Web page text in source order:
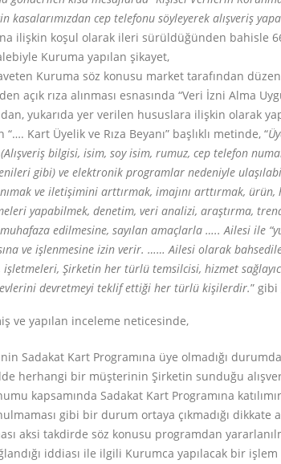
kasalarımızdan cep telefonu söyleyerek alışveriş
ilişkin koşul olarak ileri sürüldüğünden bahisle
Kuruma yapılan şikayet,
Kuruma söz konusu market tarafından
açık rıza alınması esnasında “Veri İzni Alma
yukarıda yer verilen hususlara ilişkin olarak
“…. Kart Üyelik ve Rıza Beyanı” başlıklı metinde, “
bilgisi, isim, soy isim, rumuz, cep telefon
gibi) ve elektronik programlar nedeniyle
ve iletişimini arttırmak, imajını arttırmak,
yapabilmek, denetim, veri analizi, araştırma,
edilmesine, sayılan amaçlarla ….. Ailesi ile
ve işlenmesine izin verir. …… Ailesi olarak
Şirketin her türlü temsilcisi, hizmet
devretmeyi teklif ettiği her türlü kişilerdir.”
ve yapılan inceleme neticesinde,
Sadakat Kart Programına üye olmadığı
herhangi bir müşterinin Şirketin sunduğu
kapsamında Sadakat Kart Programına
gibi bir durum ortaya çıkmadığı dikkate
aksi takdirde söz konusu programdan
iddiası ile ilgili Kurumca yapılacak bir işlem